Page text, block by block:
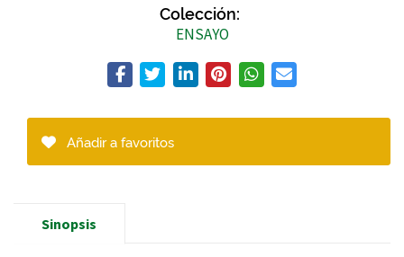
Colección:
ENSAYO
Añadir a favoritos
Sinopsis